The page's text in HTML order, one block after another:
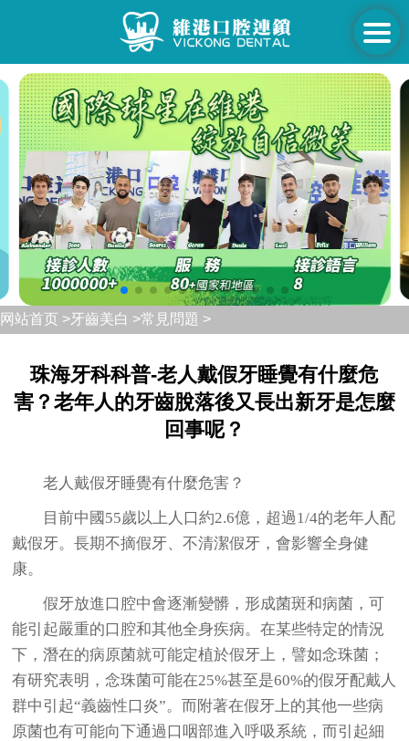
网站首页 >牙齒美白 >常見問題 >
珠海牙科科普-老人戴假牙睡覺有什麼危
害？老年人的牙齒脫落後又長出新牙是怎麼
回事呢？
老人戴假牙睡覺有什麼危害？
目前中國55歲以上人口約2.6億，超過1/4的老年人配
戴假牙。長期不摘假牙、不清潔假牙，會影響全身健
康。
假牙放進口腔中會逐漸變髒，形成菌斑和病菌，可
能引起嚴重的口腔和其他全身疾病。在某些特定的情況
下，潛在的病原菌就可能定植於假牙上，譬如念珠菌；
有研究表明，念珠菌可能在25%甚至是60%的假牙配戴人
群中引起“義齒性口炎”。而附著在假牙上的其他一些病
原菌也有可能向下通過口咽部進入呼吸系統，而引起細